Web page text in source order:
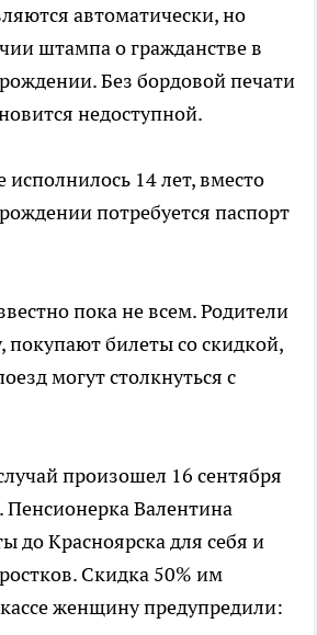
автоматически, но
штампа о гражданстве в
Без бордовой печати
недоступной.
исполнилось 14 лет, вместо
потребуется паспорт
пока не всем. Родители
покупают билеты со скидкой,
могут столкнуться с
произошел 16 сентября
Пенсионерка Валентина
до Красноярска для себя и
Скидка 50% им
женщину предупредили: